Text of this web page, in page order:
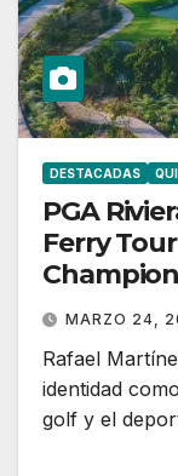
DESTACADAS
PGA
Ferry
de 2025
MARZO 24,
Rafael
identidad
golf y el